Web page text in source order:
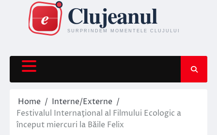
content
Home
Interne/Externe
Festivalul Internaţional al Filmului Ecologic a
început miercuri la Băile Felix